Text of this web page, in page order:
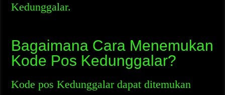
Kedunggalar.
Bagaimana Cara Menemukan
Kode Pos Kedunggalar?
Kode pos Kedunggalar dapat ditemukan